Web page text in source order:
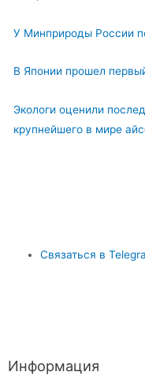
У Минприроды России
В Японии прошел
Экологи оценили
крупнейшего в мире
Связаться в
Информация